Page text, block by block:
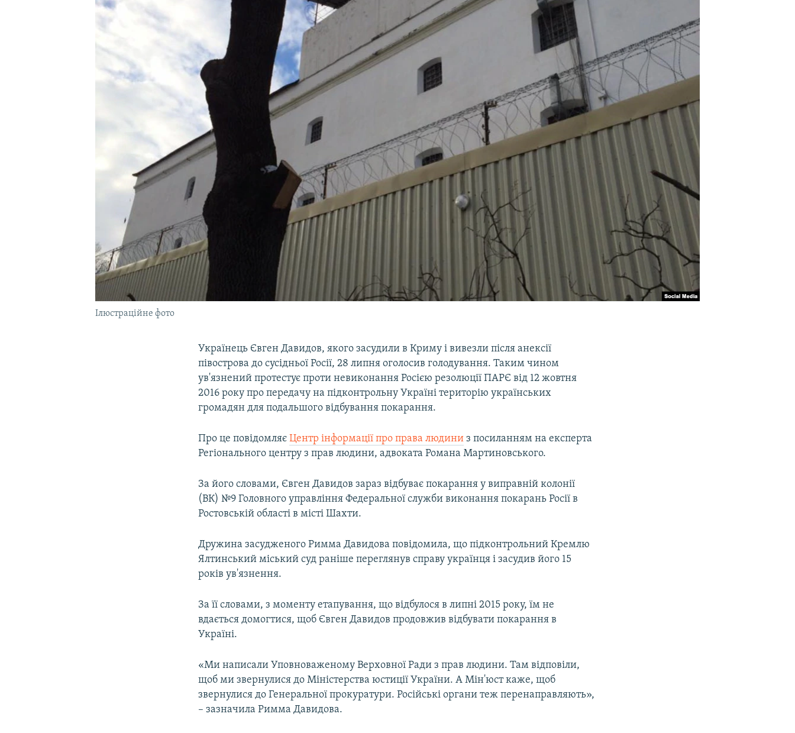
УКРАЇНСЬКА ПРОБЛЕМА КРИМУ
Ілюстраційне фото
Українець Євген Давидов, якого засудили в Криму і вивезли після анексії
півострова до сусідньої Росії, 28 липня оголосив голодування. Таким чином
ув'язнений протестує проти невиконання Росією резолюції ПАРЄ від 12 жовтня
2016 року про передачу на підконтрольну Україні територію українських
громадян для подальшого відбування покарання.
Про це повідомляєЦентр інформації про права людини з посиланням на експерта
Регіонального центру з прав людини, адвоката Романа Мартиновського.
За його словами, Євген Давидов зараз відбуває покарання у виправній колонії
(ВК) №9 Головного управління Федеральної служби виконання покарань Росії в
Ростовській області в місті Шахти.
Дружина засудженого Римма Давидова повідомила, що підконтрольний Кремлю
Ялтинський міський суд раніше переглянув справу українця і засудив його 15
років ув'язнення.
За її словами, з моменту етапування, що відбулося в липні 2015 року, їм не
вдається домогтися, щоб Євген Давидов продовжив відбувати покарання в
Україні.
«Ми написали Уповноваженому Верховної Ради з прав людини. Там відповіли,
щоб ми звернулися до Міністерства юстиції України. А Мін'юст каже, щоб
звернулися до Генеральної прокуратури. Російські органи теж перенаправляють»,
– зазначила Римма Давидова.